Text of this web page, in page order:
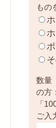
もの
数量
の方
「
ご入